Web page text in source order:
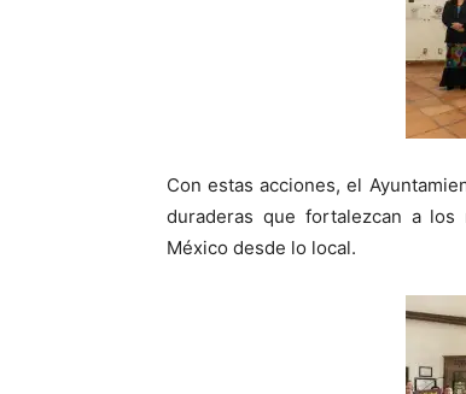
Con estas acciones, el
duraderas que fortalezcan a
México desde lo local.